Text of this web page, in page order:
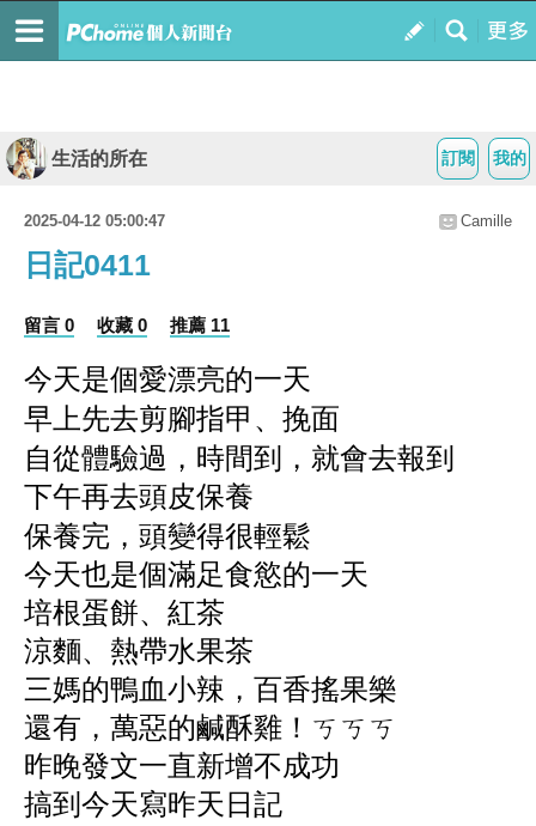
我的
訂閱
生活的所在
2025-04-12 05:00:47 Camille
日記0411
留言 0 收藏 0 推薦 11
今天是個愛漂亮的一天
早上先去剪腳指甲、 挽面
自從體驗過，時間到，就會去報到
下午再去頭皮保養
保養完，頭變得很輕鬆
今天也是個滿足食慾的一天
培根蛋餅、紅茶
涼麵、熱帶水果茶
三媽的鴨血小辣，百香搖果樂
還有，萬惡的鹹酥雞！ ㄎㄎㄎ
昨晚發文一直新增不成功
搞到今天寫昨天日記